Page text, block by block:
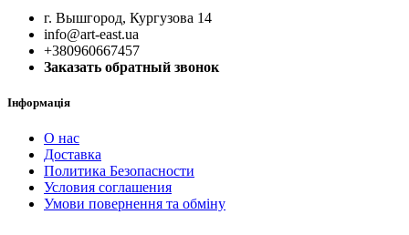
г. Вышгород, Кургузова 14
info@art-east.ua
+380960667457
Заказать обратный звонок
Інформація
О нас
Доставка
Политика Безопасности
Условия соглашения
Умови повернення та обміну